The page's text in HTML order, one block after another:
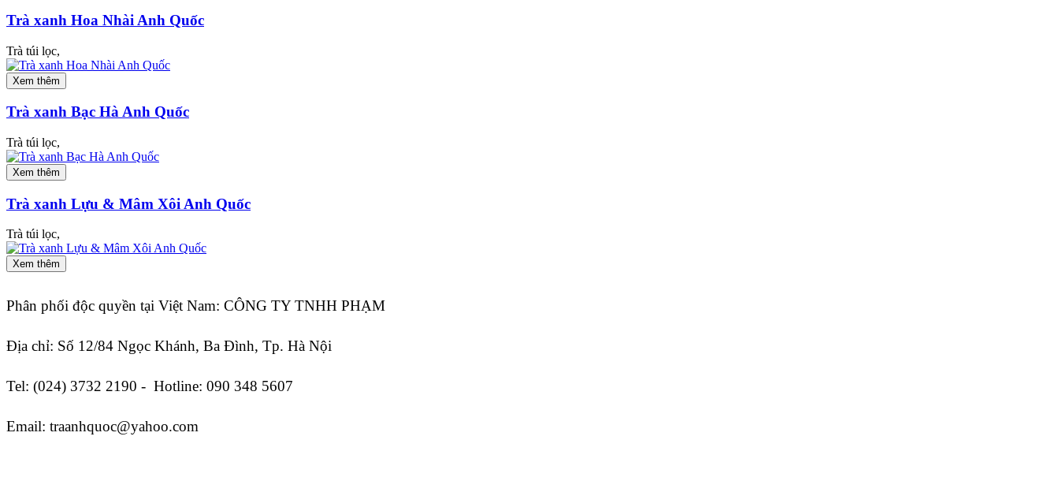
Trà xanh Hoa Nhài Anh Quốc
Trà túi lọc,
Xem thêm
Trà xanh Bạc Hà Anh Quốc
Trà túi lọc,
Xem thêm
Trà xanh Lựu & Mâm Xôi Anh Quốc
Trà túi lọc,
Xem thêm
Phân phối độc quyền tại Việt Nam: CÔNG TY TNHH PHẠM
Địa chỉ: Số 12/84 Ngọc Khánh, Ba Đình, Tp. Hà Nội
Tel: (024) 3732 2190 - Hotline: 090 348 5607
Email: traanhquoc@yahoo.com